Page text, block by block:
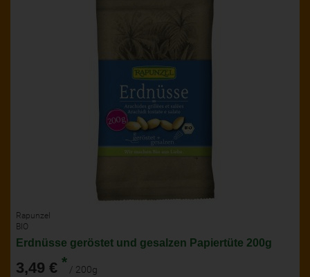
Rapunzel
BIO
Erdnüsse geröstet und gesalzen Papiertüte 200g
3,49 € * / 200g